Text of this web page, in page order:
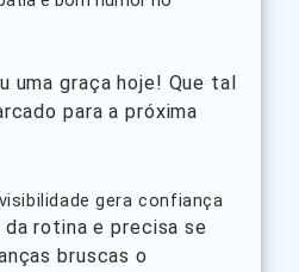
uma graça hoje! Que tal
para a próxima
gera confiança
rotina e precisa se
bruscas o